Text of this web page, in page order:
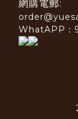
網購電郵:
WhatAPP：